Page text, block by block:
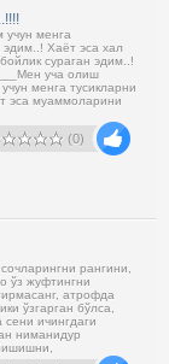
учун менга
Хаёт эса хал
сураган эдим..!
уча олиш
менга тусикларни
эса муаммоларини
(0)
рангини,
ўз жуфтингни
атрофда
ўзгарган бўлса,
ичингдаги
ниманидур